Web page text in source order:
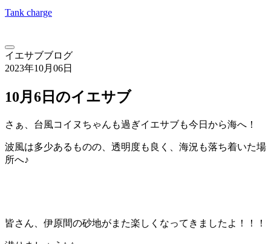
Tank charge
イエサブブログ
2023年10月06日
10月6日のイエサブ
さぁ、台風コイヌちゃんも過ぎイエサブも今日から海へ！
波風は多少あるものの、透明度も良く、海況も落ち着いた場
所へ♪
皆さん、伊原間の砂地がまた楽しくなってきましたよ！！！